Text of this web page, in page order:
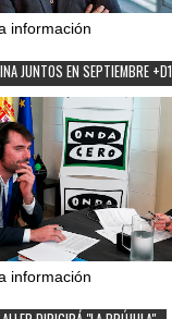
información
JUNTOS EN SEPTIEMBRE +D1
información